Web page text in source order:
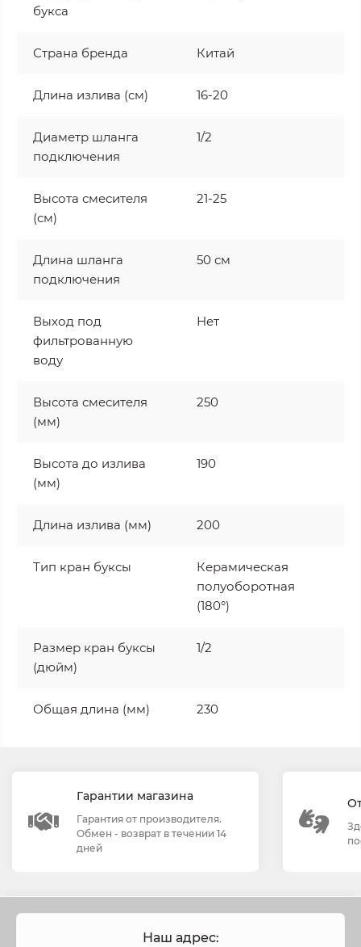
букса
Страна бренда Китай
Длина излива (см) 16-20
Диаметр шланга
подключения
1/2
Высота смесителя
(см)
21-25
Длина шланга
подключения
50 см
Выход под
фильтрованную
воду
Нет
Высота смесителя
(мм)
250
Высота до излива
(мм)
190
Длина излива (мм) 200
Тип кран буксы
Керамическая
полуоборотная
(180°)
Размер кран буксы
(дюйм)
1/2
Общая длина (мм) 230
Гарантии магазина
Гарантия от производителя.
Обмен - возврат в течении 14
дней
Наш адрес: